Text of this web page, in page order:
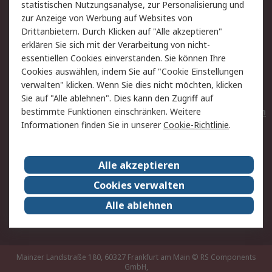
Hilfe
Privatkunden
Rechtliches
AGB
Datenschutz
Cookie-Richtlinie
Zahlungsbedingungen
Copyright/Impressum
Entsorgung
Elektrogeräte/Batterien
RS weltweit
Karriere bei RS
Nachhaltigkeit
Qualität/Umwelt/ZertifikatePresse-Center
Event-Center
Mainzer Landstraße 180, 60327 Frankfurt am Main © RS Components
GmbH,
statistischen Nutzungsanalyse, zur Personalisierung und
zur Anzeige von Werbung auf Websites von
Drittanbietern. Durch Klicken auf "Alle akzeptieren"
erklären Sie sich mit der Verarbeitung von nicht-
essentiellen Cookies einverstanden. Sie können Ihre
Cookies auswählen, indem Sie auf "Cookie Einstellungen
verwalten" klicken. Wenn Sie dies nicht möchten, klicken
Sie auf "Alle ablehnen". Dies kann den Zugriff auf
bestimmte Funktionen einschränken. Weitere
Informationen finden Sie in unsererCookie-Richtlinie.
Alle akzeptieren
Cookies verwalten
Alle ablehnen